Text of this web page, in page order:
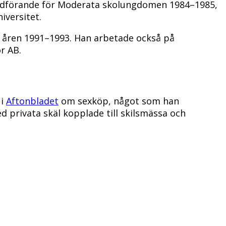
för Moderata skolungdomen 1984–1985,
1991–1993. Han arbetade också på
AB.
Aftonbladet om sexköp, något som han
privata skäl kopplade till skilsmässa och